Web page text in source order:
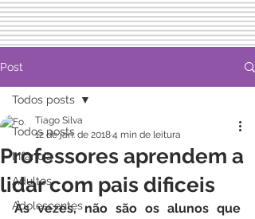
Post
Todos posts
Infância
Adultos
Adolescentes
Todos posts
Professores aprendem a
lidar com pais dificeis
Tiago Silva
12 de jan. de 20184 min de leitura
Às vezes, não são os alunos que